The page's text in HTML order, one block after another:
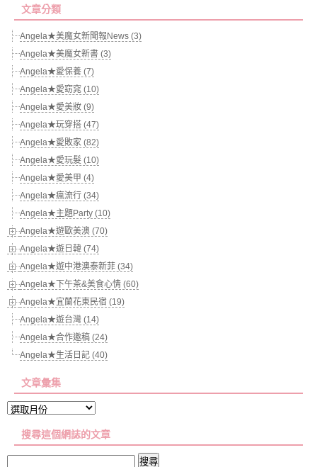
文章分類
Angela★美魔女新聞報News (3)
Angela★美魔女新書 (3)
Angela★愛保養 (7)
Angela★愛窈窕 (10)
Angela★愛美妝 (9)
Angela★玩穿搭 (47)
Angela★愛敗家 (82)
Angela★愛玩髮 (10)
Angela★愛美甲 (4)
Angela★瘋流行 (34)
Angela★主題Party (10)
Angela★遊歐美澳 (70)
Angela★遊日韓 (74)
Angela★遊中港澳泰新菲 (34)
Angela★下午茶&美食心情 (60)
Angela★宜蘭花東民宿 (19)
Angela★遊台灣 (14)
Angela★合作邀稿 (24)
Angela★生活日記 (40)
文章彙集
文
彙
搜尋這個網誌的文章